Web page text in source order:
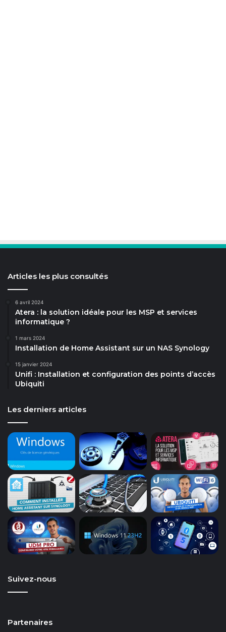
Articles les plus consultés
6 avril 2024
Atera : la solution idéale pour les MSP et services
informatique ?
1 mars 2024
Installation de Home Assistant sur un NAS Synology
15 janvier 2024
Unifi : Installation et configuration des points d’accès
Ubiquiti
Les derniers articles
Suivez-nous
Partenaires